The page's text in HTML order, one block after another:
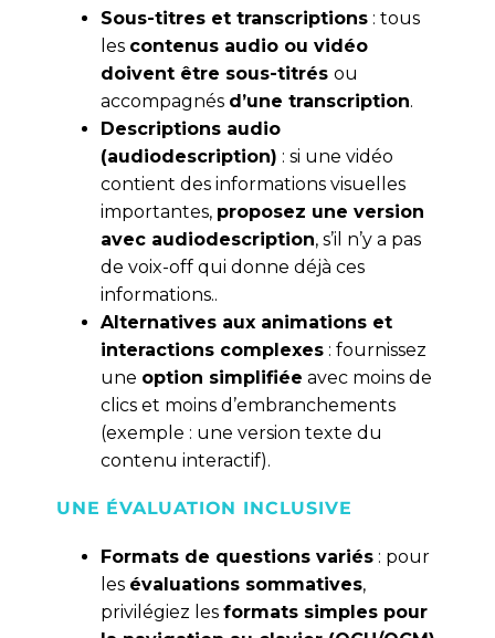
Sous-titres et transcriptions : tous
les contenus audio ou vidéo
doivent être sous-titrés ou
accompagnés d’une transcription.
Descriptions audio
(audiodescription) : si une vidéo
contient des informations visuelles
importantes, proposez une version
avec audiodescription, s’il n’y a pas
de voix-off qui donne déjà ces
informations..
Alternatives aux animations et
interactions complexes : fournissez
une option simplifiée avec moins de
clics et moins d’embranchements
(exemple : une version texte du
contenu interactif).
UNE ÉVALUATION INCLUSIVE
Formats de questions variés : pour
les évaluations sommatives,
privilégiez les formats simples pour